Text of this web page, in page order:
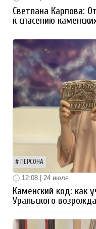
Светлана Карпова:
к спасению
ПЕРСОНА
12:08 | 24 июля
Каменский код: как
Уральского